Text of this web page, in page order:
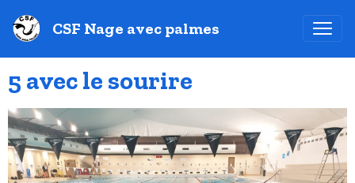
CSF Nage avec palmes
5 avec le sourire